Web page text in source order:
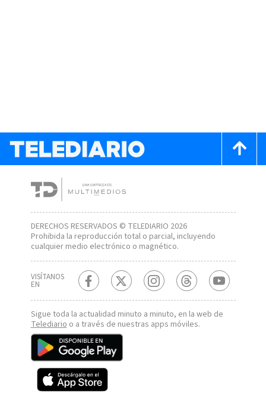
DERECHOS RESERVADOS © TELEDIARIO 2026
Prohibida la reproducción total o parcial, incluyendo
cualquier medio electrónico o magnético.
VISÍTANOS
EN
Sigue toda la actualidad minuto a minuto, en la web de
Telediarioo a través de nuestras apps móviles.